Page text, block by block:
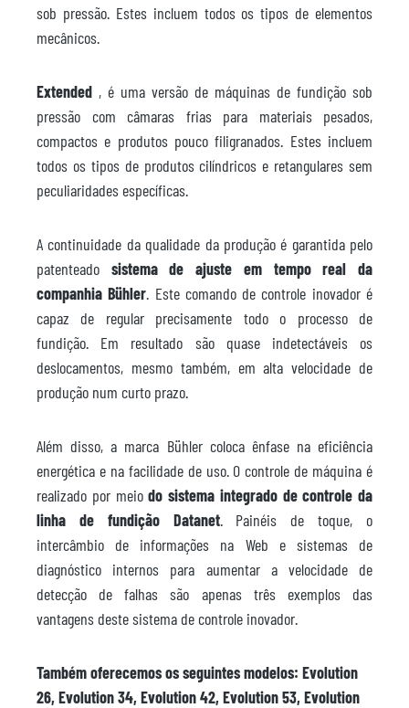
sob pressão. Estes incluem todos os tipos de elementos
mecânicos.
Extended , é uma versão de máquinas de fundição sob
pressão com câmaras frias para materiais pesados,
compactos e produtos pouco filigranados. Estes incluem
todos os tipos de produtos cilíndricos e retangulares sem
peculiaridades específicas.
A continuidade da qualidade da produção é garantida pelo
patenteado sistema de ajuste em tempo real da
companhia Bühler. Este comando de controle inovador é
capaz de regular precisamente todo o processo de
fundição. Em resultado são quase indetectáveis os
deslocamentos, mesmo também, em alta velocidade de
produção num curto prazo.
Além disso, a marca Bühler coloca ênfase na eficiência
energética e na facilidade de uso. O controle de máquina é
realizado por meiodo sistema integrado de controle da
linha de fundição Datanet. Painéis de toque, o
intercâmbio de informações na Web e sistemas de
diagnóstico internos para aumentar a velocidade de
detecção de falhas são apenas três exemplos das
vantagens deste sistema de controle inovador.
Também oferecemos os seguintes modelos: Evolution
26, Evolution 34, Evolution 42, Evolution 53, Evolution